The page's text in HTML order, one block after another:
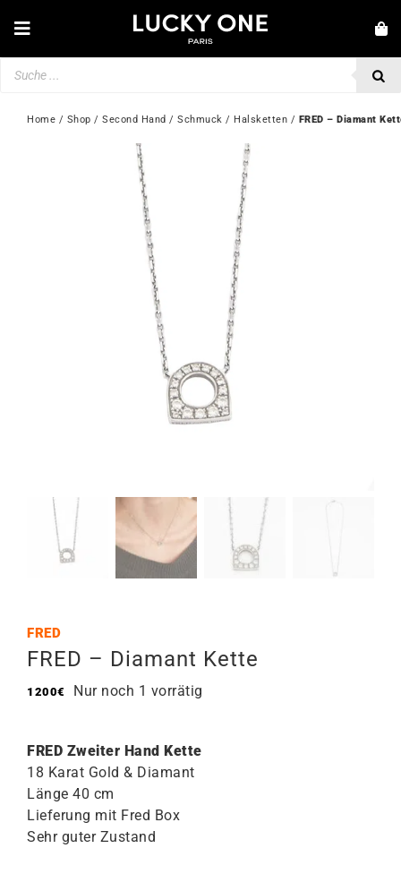
InhaltToggle
Navigation
LIEBE & VERLOBUNG
Home / Shop / Second Hand / Schmuck / Halsketten / FRED – Diamant
FRED
FRED – Diamant Kette
1200€ Nur noch 1 vorrätig
FRED Zweiter Hand Kette
18 Karat Gold & Diamant
Länge 40 cm
Lieferung mit Fred Box
Sehr guter Zustand